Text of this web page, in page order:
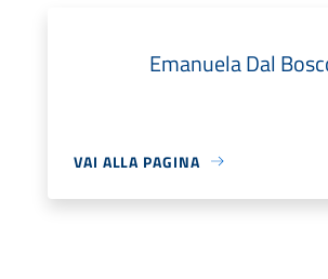
Emanuela Dal
VAI ALLA PAGINA